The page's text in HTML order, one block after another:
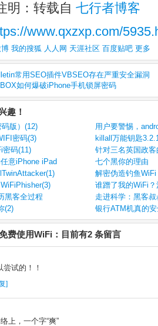
明：转载自 七行者博客
www.qxzxp.com/
我的搜狐 人人网 天涯社区 百度贴吧 更多
常用SEO插件VBSEO存在严重安全漏洞
如何爆破iPhone手机锁屏密码
趣！
版）(12)
用户要警惕，
密码(3)
killall万能钥匙
密码(11)
针对三名英国政
意iPhone iPad
七个黑你的理由
解密伪造钓鱼
谁蹭了我的WiFi
黑客全过程
走进科学：黑客
(2)
银行ATM机真的
费使用WiFi：目前有2 条留言
试的！！
]
上，一个字“爽”